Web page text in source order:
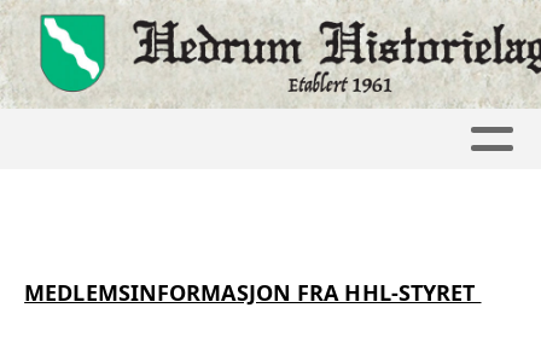
MEDLEMSINFORMASJON FRA HHL-STYRET